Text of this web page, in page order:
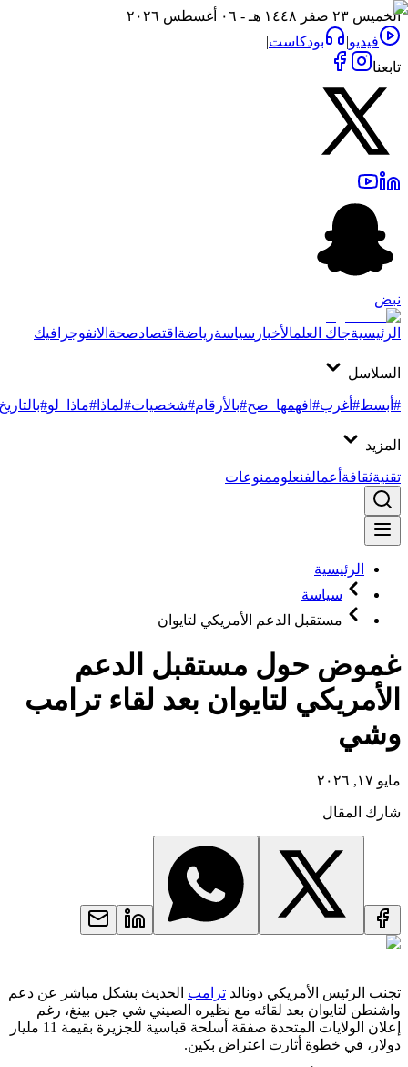
الخميس ٢٣ صفر ١٤٤٨ هـ - ٠٦ أغسطس ٢٠٢٦
فيديو| بودكاست|
تابعنا
نبض
الرئيسيةجاك العلمالأخبار سياسةرياضةاقتصادصحةالانفوجرافيك
السلاسل
#أبسط#أغرب#افهمها_صح#بالأرقام#شخصيات#لماذا #ماذا_لو#بالتاريخ
المزيد
تقنيةثقافةأعمالفنعلوممنوعات
الرئيسية
سياسة
مستقبل الدعم الأمريكي لتايوان
غموض حول مستقبل الدعم
الأمريكي لتايوان بعد لقاء ترامب
وشي
مايو ١٧, ٢٠٢٦
شارك المقال
تجنب الرئيس الأمريكي دونالد ترامبالحديث بشكل مباشر عن دعم
واشنطن لتايوان بعد لقائه مع نظيره الصيني شي جين بينغ، رغم
إعلان الولايات المتحدة صفقة أسلحة قياسية للجزيرة بقيمة 11 مليار
دولار، في خطوة أثارت اعتراض بكين.